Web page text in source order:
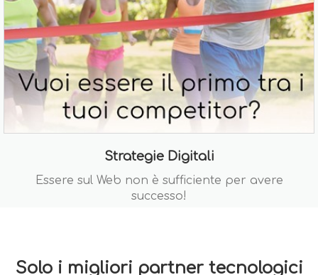
Strategie Digitali
Essere sul Web non è sufficiente per avere
successo!
Solo i migliori partner tecnologici